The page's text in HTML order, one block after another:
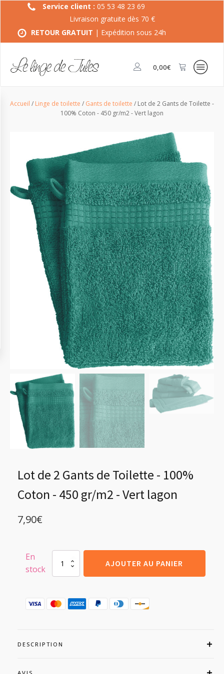
Service client : 05 53 48 23 69
Livraison gratuite dès 70 €
RETOUR GRATUIT | Expédition sous 24h
0,00€
Accueil / Linge de toilette / Gants de toilette / Lot de 2 Gants de Toilette -
100% Coton - 450 gr/m2 - Vert lagon
Lot de 2 Gants de Toilette - 100%
Coton - 450 gr/m2 - Vert lagon
7,90€
En
stock
quantité
Lot
Gants
100%
AJOUTER AU PANIER
DESCRIPTION